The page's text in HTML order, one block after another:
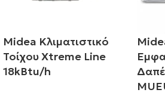
Midea Κλιματιστικό
Τοίχου Xtreme Line
18kBtu/h